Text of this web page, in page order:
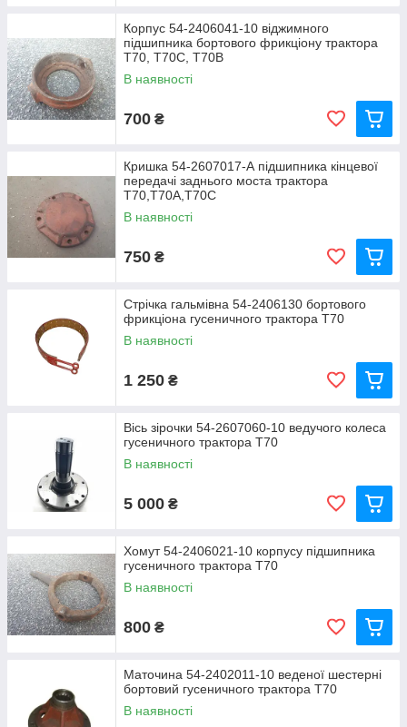
Корпус 54-2406041-10 віджимного
підшипника бортового фрикціону трактора
Т70, T70С, Т70В
В наявності
700 ₴
Кришка 54-2607017-А підшипника кінцевої
передачі заднього моста трактора
Т70,Т70А,Т70С
В наявності
750 ₴
Стрічка гальмівна 54-2406130 бортового
фрикціона гусеничного трактора Т70
В наявності
1 250 ₴
Вісь зірочки 54-2607060-10 ведучого колеса
гусеничного трактора Т70
В наявності
5 000 ₴
Хомут 54-2406021-10 корпусу підшипника
гусеничного трактора Т70
В наявності
800 ₴
Маточина 54-2402011-10 веденої шестерні
бортовий гусеничного трактора Т70
В наявності